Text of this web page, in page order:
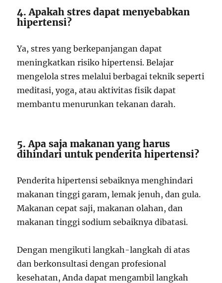
4. Apakah stres dapat menyebabkan
hipertensi?
Ya, stres yang berkepanjangan dapat
meningkatkan risiko hipertensi. Belajar
mengelola stres melalui berbagai teknik seperti
meditasi, yoga, atau aktivitas fisik dapat
membantu menurunkan tekanan darah.
5. Apa saja makanan yang harus
dihindari untuk penderita hipertensi?
Penderita hipertensi sebaiknya menghindari
makanan tinggi garam, lemak jenuh, dan gula.
Makanan cepat saji, makanan olahan, dan
makanan tinggi sodium sebaiknya dibatasi.
Dengan mengikuti langkah-langkah di atas
dan berkonsultasi dengan profesional
kesehatan, Anda dapat mengambil langkah